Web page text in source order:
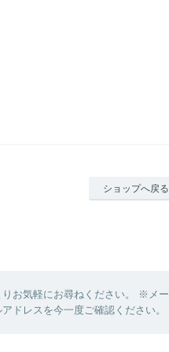
ショップへ戻る
お気軽にお尋ねください。 ※メー
ドレスを今一度ご確認ください。